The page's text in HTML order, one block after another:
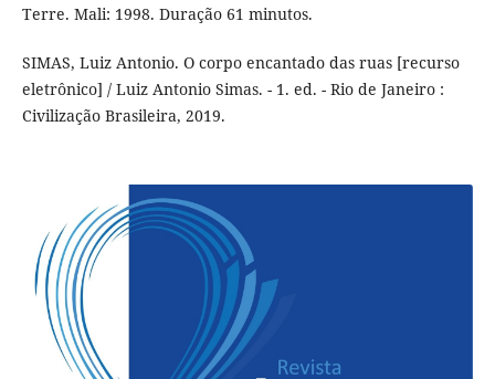
Terre. Mali: 1998. Duração 61 minutos.
SIMAS, Luiz Antonio. O corpo encantado das ruas [recurso
eletrônico] / Luiz Antonio Simas. - 1. ed. - Rio de Janeiro :
Civilização Brasileira, 2019.